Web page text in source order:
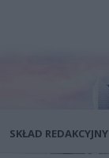
SKŁAD REDAKCYJNY